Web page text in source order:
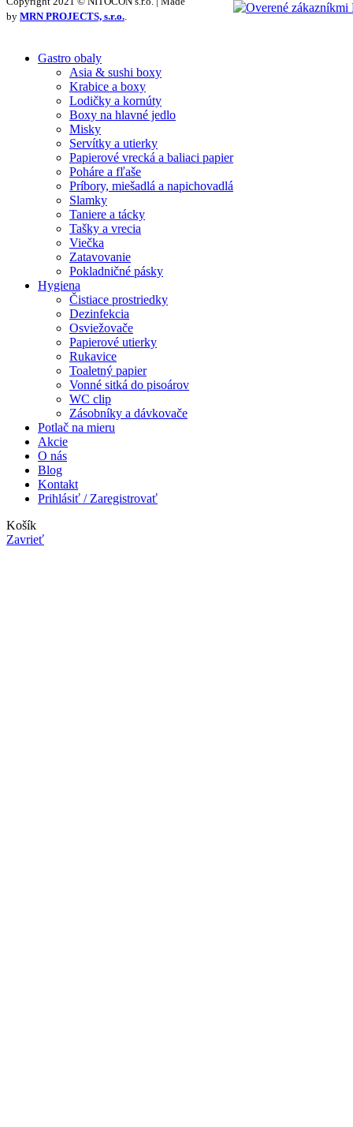
by MRN PROJECTS, s.r.o.
Gastro obaly
Asia & sushi boxy
Krabice a boxy
Lodičky a kornúty
Boxy na hlavné jedlo
Misky
Servítky a utierky
Papierové vrecká a baliaci papier
Poháre a fľaše
Príbory, miešadlá a napichovadlá
Slamky
Taniere a tácky
Tašky a vrecia
Viečka
Zatavovanie
Pokladničné pásky
Hygiena
Čistiace prostriedky
Dezinfekcia
Osviežovače
Papierové utierky
Rukavice
Toaletný papier
Vonné sitká do pisoárov
WC clip
Zásobníky a dávkovače
Potlač na mieru
Akcie
O nás
Blog
Kontakt
Prihlásiť / Zaregistrovať
Košík
Zavrieť